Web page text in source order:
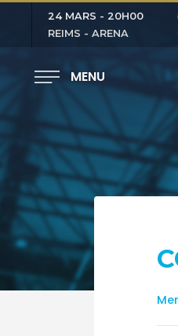
24 MARS - 20H00
REIMS - ARENA
MENU